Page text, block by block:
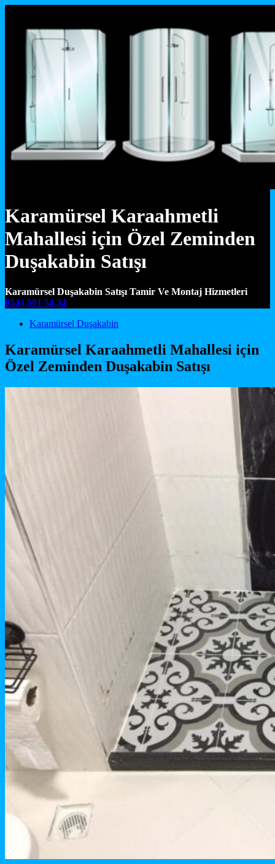
Karamürsel Karaahmetli
Mahallesi için Özel Zeminden
Duşakabin Satışı
Karamürsel Duşakabin Satışı Tamir Ve Montaj Hizmetleri
0543 501 54 34
Main Navigation
Karamürsel Duşakabin
Karamürsel Karaahmetli Mahallesi için
Özel Zeminden Duşakabin Satışı